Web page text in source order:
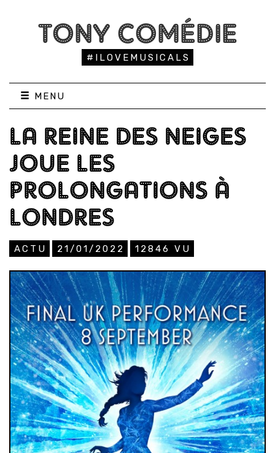
TONY COMÉDIE
#ILOVEMUSICALS
MENU
LA REINE DES NEIGES
JOUE LES
PROLONGATIONS À
LONDRES
ACTU 21/01/2022 12846 VU